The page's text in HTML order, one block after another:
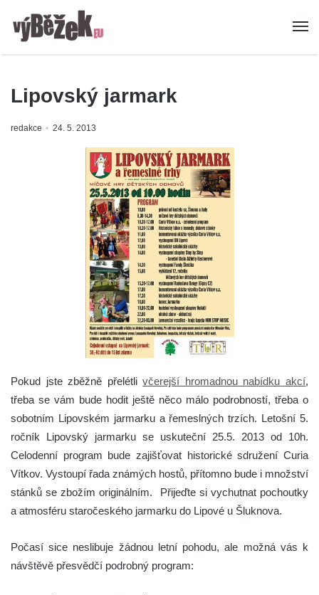
Lipovský jarmark
redakce 24. 5. 2013
Pokud jste zběžně přelétlivčerejší hromadnou nabídku akcí,
třeba se vám bude hodit ještě něco málo podrobností, třeba o
sobotním Lipovském jarmarku a řemeslných trzích. Letošní 5.
ročník Lipovský jarmarku se uskuteční 25.5. 2013 od 10h.
Celodenní program bude zajišťovat historické sdružení Curia
Vítkov. Vystoupí řada známých hostů, přítomno bude i množství
stánků se zbožím originálním. Přijeďte si vychutnat pochoutky
a atmosféru staročeského jarmarku do Lipové u Šluknova.
Počasí sice neslibuje žádnou letní pohodu, ale možná vás k
návštěvě přesvědčí podrobný program: